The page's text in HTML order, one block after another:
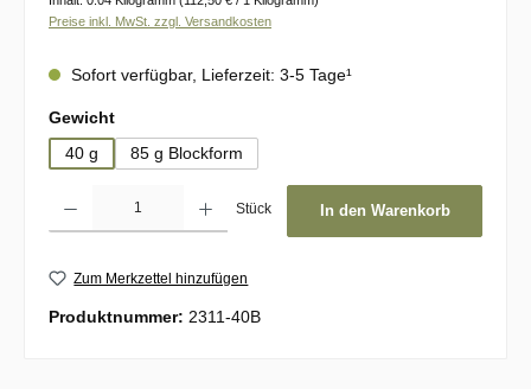
Preise inkl. MwSt. zzgl. Versandkosten
Sofort verfügbar, Lieferzeit: 3-5 Tage¹
Gewichtauswählen
40 g 85 g Blockform
Stück In den Warenkorb
Zum Merkzettel hinzufügen
Produktnummer: 2311-40B